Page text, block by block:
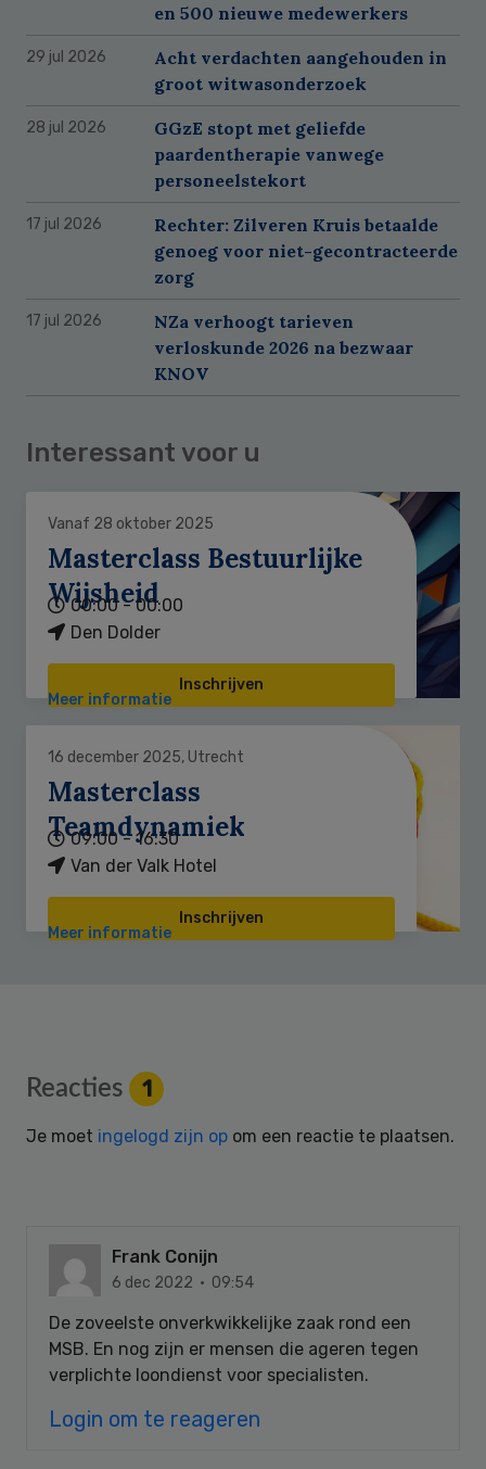
en 500 nieuwe medewerkers
29 jul 2026
Acht verdachten aangehouden in
groot witwasonderzoek
28 jul 2026
GGzE stopt met geliefde
paardentherapie vanwege
personeelstekort
17 jul 2026
Rechter: Zilveren Kruis betaalde
genoeg voor niet-gecontracteerde
zorg
17 jul 2026
NZa verhoogt tarieven
verloskunde 2026 na bezwaar
KNOV
Interessant voor u
Vanaf 28 oktober 2025
Masterclass Bestuurlijke
Wijsheid
00:00 - 00:00
Den Dolder
Inschrijven
Meer informatie
16 december 2025, Utrecht
Masterclass
Teamdynamiek
09:00 - 16:30
Van der Valk Hotel
Inschrijven
Meer informatie
Reader
Interactions
Reacties 1
Je moet ingelogd zijn op om een reactie te plaatsen.
Frank Conijn
6 dec 2022 · 09:54
De zoveelste onverkwikkelijke zaak rond een
MSB. En nog zijn er mensen die ageren tegen
verplichte loondienst voor specialisten.
Login om te reageren